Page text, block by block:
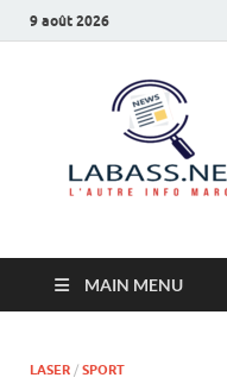
9 août 2026
MAIN MENU
LASER / SPORT